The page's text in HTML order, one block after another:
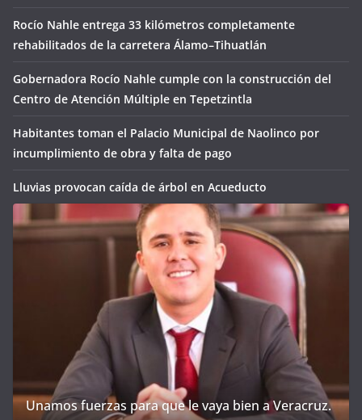
Rocío Nahle entrega 33 kilómetros completamente
rehabilitados de la carretera Álamo–Tihuatlán
Gobernadora Rocío Nahle cumple con la construcción del
Centro de Atención Múltiple en Tepetzintla
Habitantes toman el Palacio Municipal de Naolinco por
incumplimiento de obra y falta de pago
Lluvias provocan caída de árbol en Acueducto
Unamos fuerzas para que le vaya bien a Veracruz.